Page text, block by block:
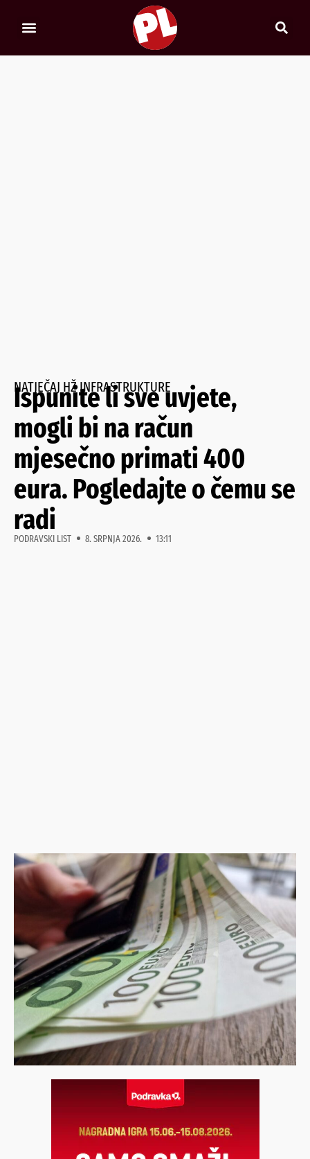
NATJEČAJ HŽ INFRASTRUKTURE
Ispunite li sve uvjete,
mogli bi na račun
mjesečno primati 400
eura. Pogledajte o čemu se
radi
PODRAVSKI LIST 8. SRPNJA 2026. 13:11